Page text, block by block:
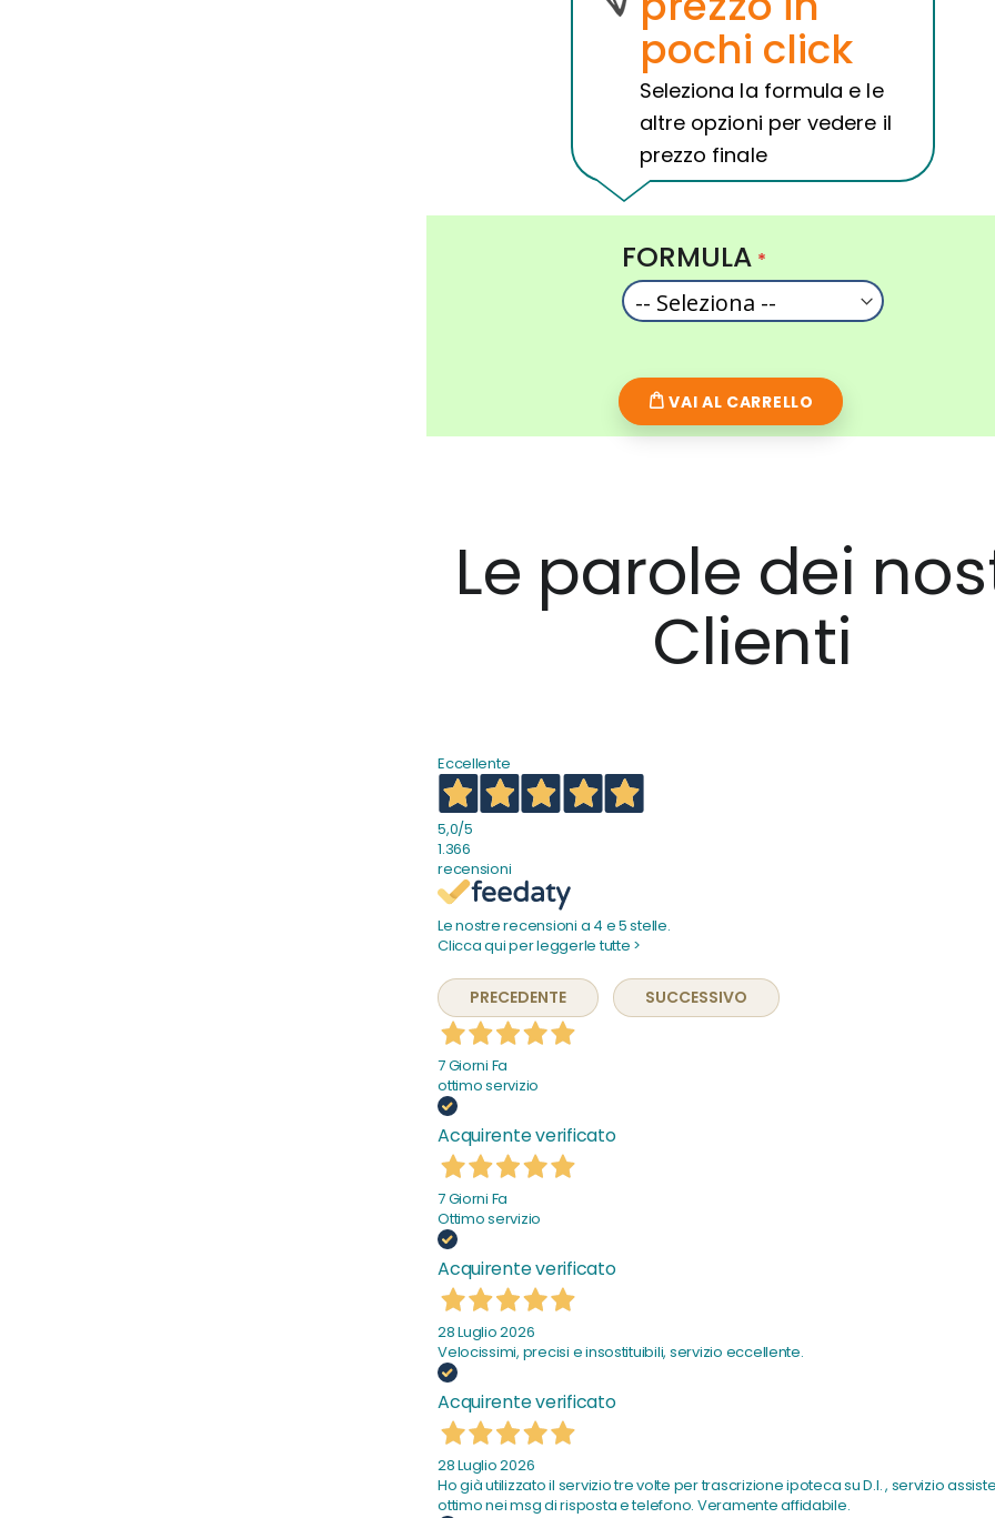
pochi click
Seleziona la formula e le
altre opzioni per vedere il
prezzo finale
FORMULA
VAI AL CARRELLO
Le parole dei
Clienti
Eccellente
5,0/5
1.366
recensioni
Le nostre recensioni a 4 e 5 stelle.
Clicca qui per leggerle tutte >
PRECEDENTE SUCCESSIVO
7 Giorni Fa
ottimo servizio
Acquirente verificato
7 Giorni Fa
Ottimo servizio
Acquirente verificato
28 Luglio 2026
Velocissimi, precisi e insostituibili, servizio eccellente.
Acquirente verificato
28 Luglio 2026
Ho già utilizzato il servizio tre volte per trascrizione ipoteca su D.I. , servizio
ottimo nei msg di risposta e telefono. Veramente affidabile.